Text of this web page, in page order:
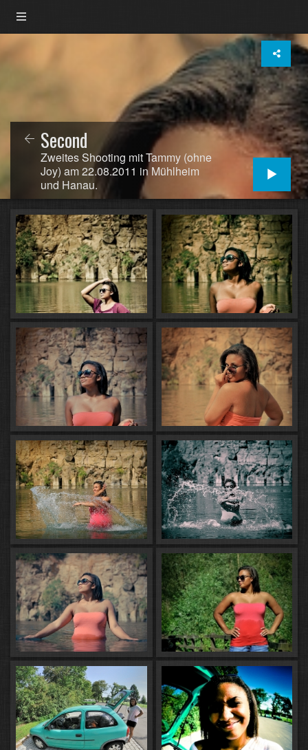
Second
Zweites Shooting mit Tammy (ohne
Joy) am 22.08.2011 in Mühlheim
und Hanau.